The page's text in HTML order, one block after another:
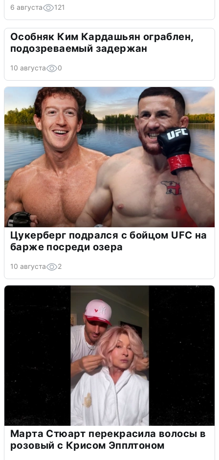
6 августа 121
Особняк Ким Кардашьян ограблен,
подозреваемый задержан
10 августа 0
Цукерберг подрался с бойцом UFC на
барже посреди озера
10 августа 2
Марта Стюарт перекрасила волосы в
розовый с Крисом Эпплтоном